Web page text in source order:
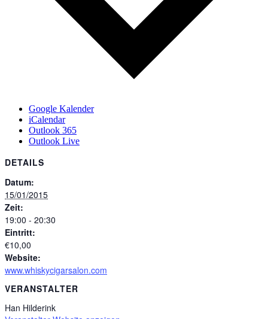
Google Kalender
iCalendar
Outlook 365
Outlook Live
DETAILS
Datum:
15/01/2015
Zeit:
19:00 - 20:30
Eintritt:
€10,00
Website:
www.whiskycigarsalon.com
VERANSTALTER
Han Hilderink